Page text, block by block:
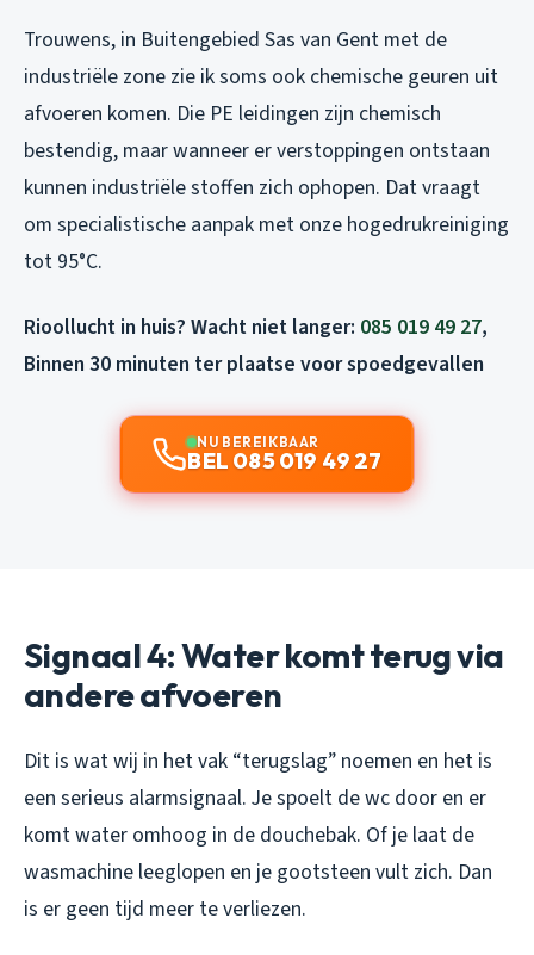
Trouwens, in Buitengebied Sas van Gent met de
industriële zone zie ik soms ook chemische geuren uit
afvoeren komen. Die PE leidingen zijn chemisch
bestendig, maar wanneer er verstoppingen ontstaan
kunnen industriële stoffen zich ophopen. Dat vraagt
om specialistische aanpak met onze hogedrukreiniging
tot 95°C.
Rioollucht in huis? Wacht niet langer: 085 019 49 27,
Binnen 30 minuten ter plaatse voor spoedgevallen
NU BEREIKBAAR
BEL 085 019 49 27
Signaal 4: Water komt terug via
andere afvoeren
Dit is wat wij in het vak “terugslag” noemen en het is
een serieus alarmsignaal. Je spoelt de wc door en er
komt water omhoog in de douchebak. Of je laat de
wasmachine leeglopen en je gootsteen vult zich. Dan
is er geen tijd meer te verliezen.